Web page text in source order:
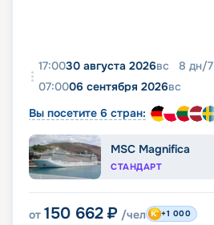
17:0030 августа 2026вс 8 дн/7
07:0006 сентября 2026вс
Вы посетите 6 стран:
MSC Magnifica
СТАНДАРТ
от 150 662 ₽ /чел +1 000